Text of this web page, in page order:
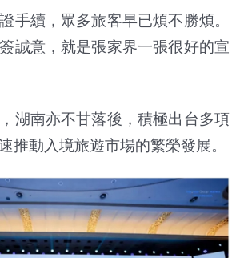
手續，眾多旅客早已煩不勝煩。
誠意，就是張家界一張很好的宣
湖南亦不甘落後，積極出台多項
推動入境旅遊市場的繁榮發展。